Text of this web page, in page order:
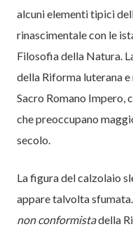
alcuni elementi tipici
rinascimentale con le
Filosofia della Natura.
della Riforma luterana
Sacro Romano Impero,
che preoccupano
secolo.
La figura del calzolaio
appare talvolta
non conformistadella